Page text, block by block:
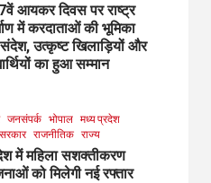
आयकर दिवस पर राष्ट्र
में करदाताओं की भूमिका
उत्कृष्ट खिलाड़ियों और
का हुआ सम्मान
जनसंपर्क भोपाल मध्य प्रदेश
राजनीतिक राज्य
में महिला सशक्तीकरण
को मिलेगी नई रफ्तार